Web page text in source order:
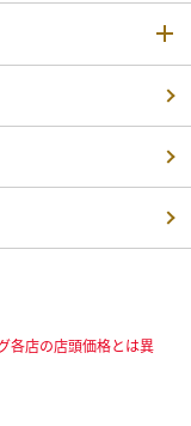
各店の店頭価格とは異